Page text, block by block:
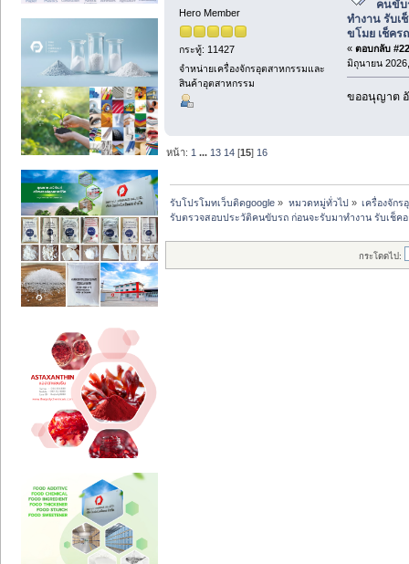
Hero Member
กระทู้: 11427
จำหน่ายเครื่องจักรอุตสาหกรรมและ
สินค้าอุตสาหกรรม
คนขับ
ทำงาน รับเ
ขโมย เช็คร
« ตอบกลับ
มิถุนายน
ขออนุญาต
หน้า: 1 ... 13 14 [15] 16
รับโปรโมทเว็บติดgoogle » หมวดหมู่ทั่วไป» เครื่องจัก
รับตรวจสอบประวัติคนขับรถ ก่อนจะรับมาทำงาน รับเช็ค
กระโดดไป: